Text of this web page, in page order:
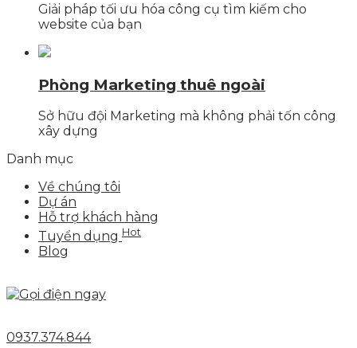
Giải pháp tối ưu hóa công cụ tìm kiếm cho
website của bạn
Phòng Marketing thuê ngoài
Sở hữu đội Marketing mà không phải tốn công
xây dựng
Danh mục
Về chúng tôi
Dự án
Hỗ trợ khách hàng
Tuyển dụng Hot
Blog
0937.374.844